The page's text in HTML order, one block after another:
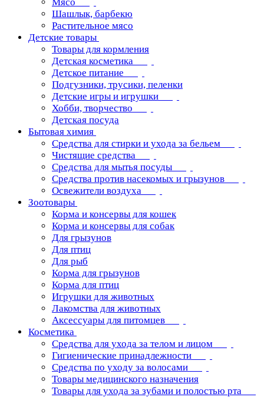
Шашлык, барбекю
Растительное мясо
Детские товары
Товары для кормления
Детская косметика
Детское питание
Подгузники, трусики, пеленки
Детские игры и игрушки
Хобби, творчество
Детская посуда
Бытовая химия
Средства для стирки и ухода за бельем
Чистящие средства
Средства для мытья посуды
Средства против насекомых и грызунов
Освежители воздуха
Зоотовары
Корма и консервы для кошек
Корма и консервы для собак
Для грызунов
Для птиц
Для рыб
Корма для грызунов
Корма для птиц
Игрушки для животных
Лакомства для животных
Аксессуары для питомцев
Косметика
Средства для ухода за телом и лицом
Гигиенические принадлежности
Средства по уходу за волосами
Товары медицинского назначения
Товары для ухода за зубами и полостью рта